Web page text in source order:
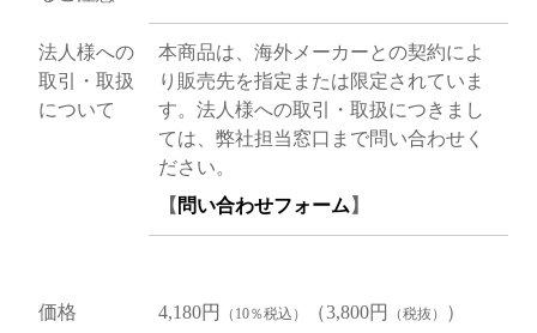
法人様への
取引・取扱
について
本商品は、海外メーカーとの契約によ
り販売先を指定または限定されていま
す。法人様への取引・取扱につきまし
ては、弊社担当窓口まで問い合わせく
ださい。
【 問い合わせフォーム 】
価格 4,180円 （10％税込） （3,800円 （税抜） ）